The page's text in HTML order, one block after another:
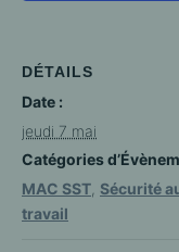
DÉTAILS
Date :
jeudi 7 mai
Catégories
MAC SST Sécurité
travail